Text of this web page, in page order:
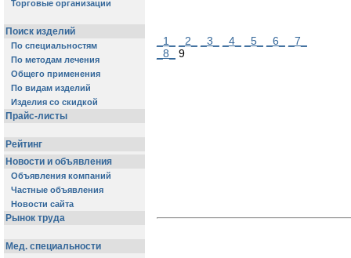
_1_ _2_ _3_ _4_ _5_ _6_
_7_
_8_
9